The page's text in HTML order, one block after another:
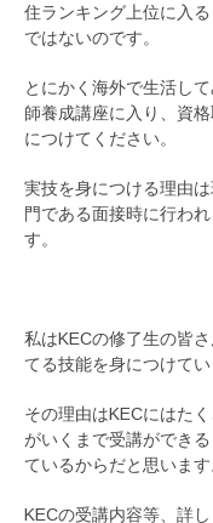
住ランキング上位に入
ではないのです。
とにかく海外で生活し
師養成講座に入り、資
につけてください。
実技を身につける理由
門である面接時に行わ
す。
私はKECの修了生の皆
てる技能を身につけて
その理由はKECにはた
がいくまで受講ができ
ているからだと思います
KECの受講内容等、詳